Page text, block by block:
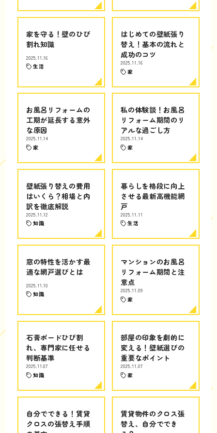
家を守る！壁のひび
割れ知識
2025.11.16
生活
はじめての壁紙張り
替え！基本の流れと
成功のコツ
2025.11.16
家
お風呂リフォームの
工期が延長する意外
な原因
2025.11.14
家
私の体験談！お風呂
リフォーム期間のリ
アルな過ごし方
2025.11.14
家
壁紙張り替えの費用
はいくら？相場と内
訳を徹底解説
2025.11.12
知識
暮らしを格段に向上
させる最新高機能網
戸
2025.11.11
生活
窓の特性を活かす最
適な網戸選びとは
2025.11.10
知識
マンションのお風呂
リフォーム期間と注
意点
2025.11.09
家
石膏ボードひび割
れ、専門家に任せる
判断基準
2025.11.07
知識
部屋の印象を劇的に
変える！壁紙選びの
重要なポイント
2025.11.07
家
自分でできる！賃貸
クロスの張替え手順
賃貸物件のクロス張
替え、自分ででき